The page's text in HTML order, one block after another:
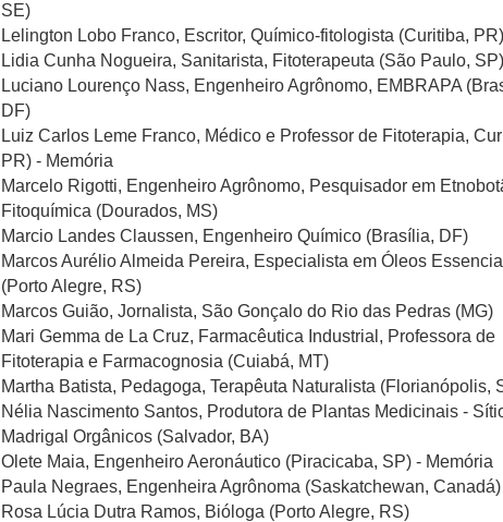
SE)
Lelington Lobo Franco, Escritor, Químico-fitologista (Curitiba, PR)
Lidia Cunha Nogueira, Sanitarista, Fitoterapeuta (São Paulo, SP)
Luciano Lourenço Nass, Engenheiro Agrônomo, EMBRAPA
DF)
Luiz Carlos Leme Franco, Médico e Professor de Fitoterapia,
PR) - Memória
Marcelo Rigotti, Engenheiro Agrônomo, Pesquisador em
Fitoquímica (Dourados, MS)
Marcio Landes Claussen, Engenheiro Químico (Brasília, DF)
Marcos Aurélio Almeida Pereira, Especialista em Óleos
(Porto Alegre, RS)
Marcos Guião, Jornalista, São Gonçalo do Rio das Pedras (MG)
Mari Gemma de La Cruz, Farmacêutica Industrial, Professora de
Fitoterapia e Farmacognosia (Cuiabá, MT)
Martha Batista, Pedagoga, Terapêuta Naturalista (Florianópolis,
Nélia Nascimento Santos, Produtora de Plantas Medicinais -
Madrigal Orgânicos (Salvador, BA)
Olete Maia, Engenheiro Aeronáutico (Piracicaba, SP) - Memória
Paula Negraes, Engenheira Agrônoma (Saskatchewan, Canadá)
Rosa Lúcia Dutra Ramos, Bióloga (Porto Alegre, RS)